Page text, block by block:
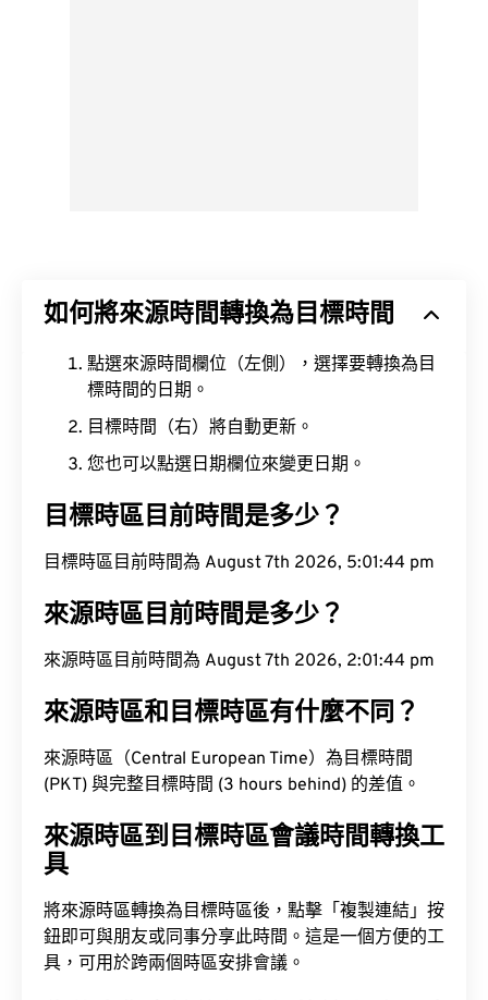
如何將來源時間轉換為目標時間
點選來源時間欄位（左側），選擇要轉換為目
標時間的日期。
目標時間（右）將自動更新。
您也可以點選日期欄位來變更日期。
目標時區目前時間是多少？
目標時區目前時間為 August 7th 2026, 5:01:45 pm
來源時區目前時間是多少？
來源時區目前時間為 August 7th 2026, 2:01:45 pm
來源時區和目標時區有什麼不同？
來源時區（Central European Time）為目標時間
(PKT) 與完整目標時間 (3 hours behind) 的差值。
來源時區到目標時區會議時間轉換工
具
將來源時區轉換為目標時區後，點擊「複製連結」按
鈕即可與朋友或同事分享此時間。這是一個方便的工
具，可用於跨兩個時區安排會議。